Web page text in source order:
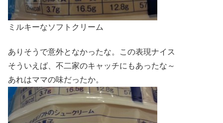
ミルキーなソフトクリーム
ありそうで意外となかったな。この表現ナイス
そういえば、不二家のキャッチにもあったな～
あれはママの味だったか。